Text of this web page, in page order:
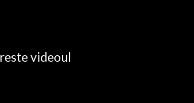
videoul